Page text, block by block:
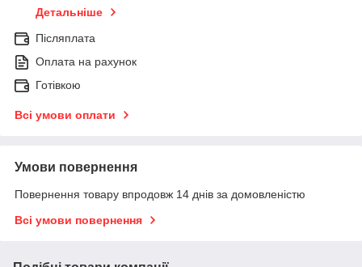
Детальніше
Післяплата
Оплата на рахунок
Готівкою
Всі умови оплати
Умови повернення
Повернення товару впродовж 14 днів за домовленістю
Всі умови повернення